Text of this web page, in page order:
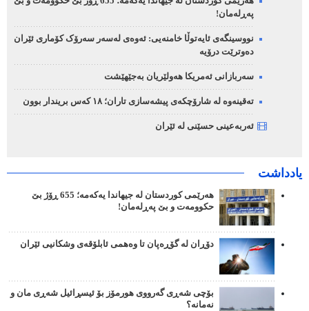
پەڕلەمان!
نووسینگەی ئایەتوڵا خامنەیی: ئەوەی لەسەر سەرۆک کۆماری ئێران
دەوترێت درۆیە
سەربازانی ئەمریکا هەولێریان بەجێهێشت
تەقینەوە لە شارۆچکەی پیشەسازی تاران؛ ١٨ کەس بریندار بوون
ئەربەعینی حسێنی لە ئێران
یادداشت
هەرێمی کوردستان لە جیهاندا یەکەمە؛ 655 ڕۆژ بێ
حکوومەت و بێ پەڕلەمان!
دۆڕان لە گۆڕەپان تا وەهمی ئابلۆقەی وشکانیی ئێران
بۆچی شەڕی گەرووی هورمۆز بۆ ئیسڕائیل شەڕی مان و
نەمانە؟